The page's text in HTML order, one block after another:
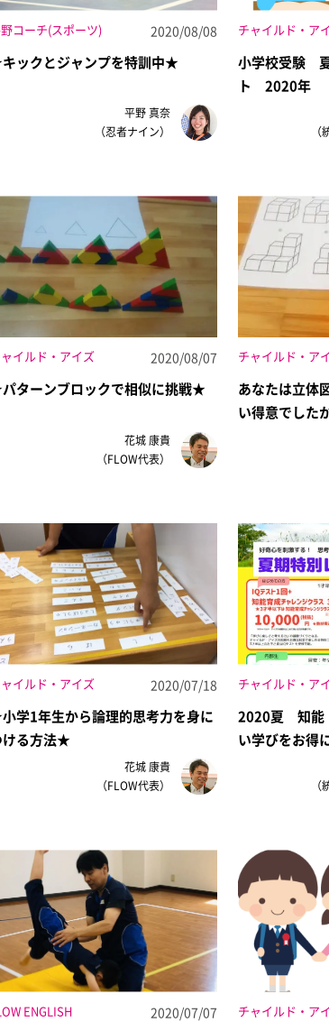
コーチ(スポーツ) 2020/08/08
ックとジャンプを特訓中★
平野 真奈
（忍者ナイン）
チャイルド・ア
小学校受験
ト 2020年
イルド・アイズ 2020/08/07
ターンブロックで相似に挑戦★
花城 康貴
（FLOW代表）
チャイルド・ア
あなたは立体
い得意でした
イルド・アイズ 2020/07/18
学1年生から論理的思考力を身に
ける方法★
花城 康貴
（FLOW代表）
チャイルド・ア
2020夏 知能
い学びをお得
ENGLISH 2020/07/07 チャイルド・ア